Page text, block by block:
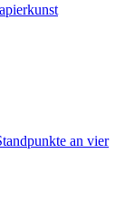
an vier